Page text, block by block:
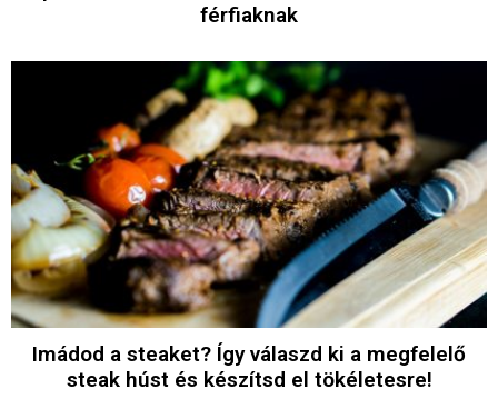
férfiaknak
Imádod a steaket? Így válaszd ki a megfelelő
steak húst és készítsd el tökéletesre!